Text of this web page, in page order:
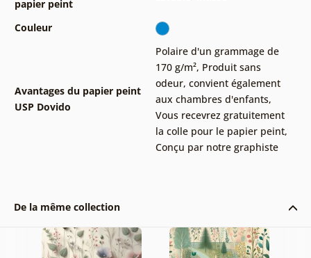
papier peint
Couleur
Avantages du papier peint
USP Dovido
Polaire d'un grammage de
170 g/m², Produit sans
odeur, convient également
aux chambres d'enfants,
Vous recevrez gratuitement
la colle pour le papier peint,
Conçu par notre graphiste
De la même collection